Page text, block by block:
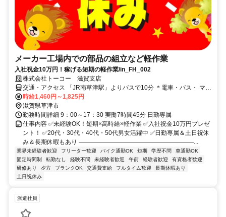
メーカー工場内での部品の組立など軽作業
入社祝金10万円！稼げる短期の軽作業/in_FH_002
株式会社トーコー 滋賀支店
交通・アクセス 「JR南草津駅」よりバスで10分 ＊電車・バス・ マイ
カー・バイク・自転車通勤OK／無料駐車場完備
時給1,460円～1,825円
滋賀県草津市
勤務時間詳細 9：00～17：30 実働7時間45分 日勤専属
仕事内容 ✅未経験OK！短期×高時給×軽作業 ✅入社祝金10万円プレゼ
ント！ ✅20代・30代・40代・50代男女活躍中 ✅日勤専属＆土日祝休
み＆長期休暇もあり ―――――――――――――――――――...
業界未経験者歓迎 フリーター歓迎 バイク通勤OK 短期 学歴不問
車通勤OK
固定時間制
転勤なし 経験不問 未経験者歓迎 午前 経験者歓迎
有資格者歓迎
研修あり
夕方 ブランクOK 交通費支給 フルタイム歓迎
長期休暇あり
土日祝休み
派遣社員